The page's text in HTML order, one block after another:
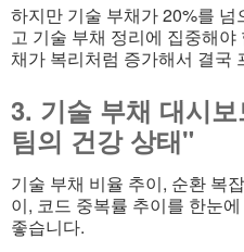
하지만 기술 부채가 20%를
고 기술 부채 정리에 집중해
채가 복리처럼 증가해서 결국
3. 기술 부채 대시
팀의 건강 상태"
기술 부채 비율 추이, 순환 복
이, 코드 중복률 추이를 한눈
좋습니다.